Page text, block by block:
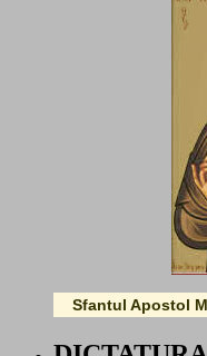
Sfantul Apostol